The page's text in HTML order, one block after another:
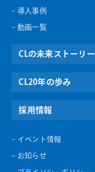
– 導入事例
– 動画一覧
CLの未来ストーリー
CL20年の歩み
採用情報
– イベント情報
– お知らせ